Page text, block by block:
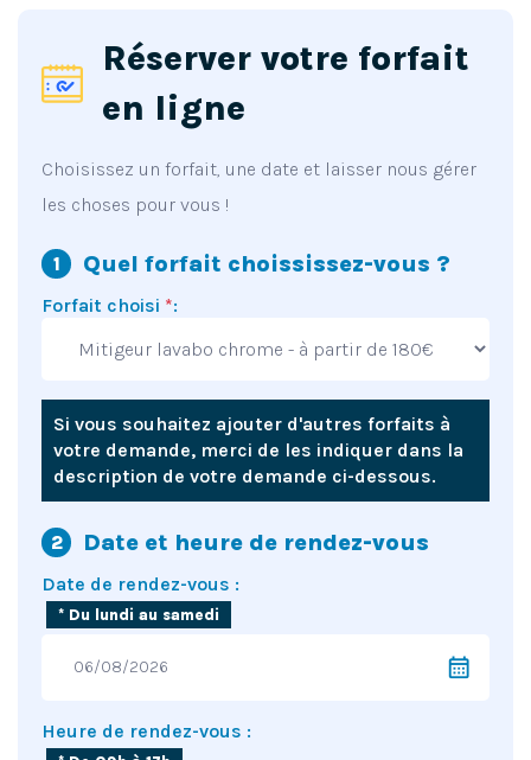
Réserver votre forfait
en ligne
Choisissez un forfait, une date et laisser nous gérer
les choses pour vous !
Quel forfait choississez-vous ?
Forfait choisi *:
Si vous souhaitez ajouter d'autres forfaits à
votre demande, merci de les indiquer dans la
description de votre demande ci-dessous.
Date et heure de rendez-vous
Date de rendez-vous :
* Du lundi au samedi
calendar_month
Heure de rendez-vous :